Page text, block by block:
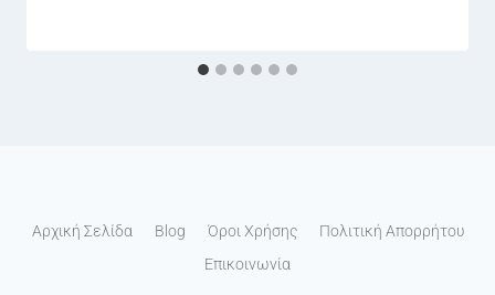
Αρχική Σελίδα Blog Όροι Χρήσης
Πολιτική Απορρήτου
Επικοινωνία